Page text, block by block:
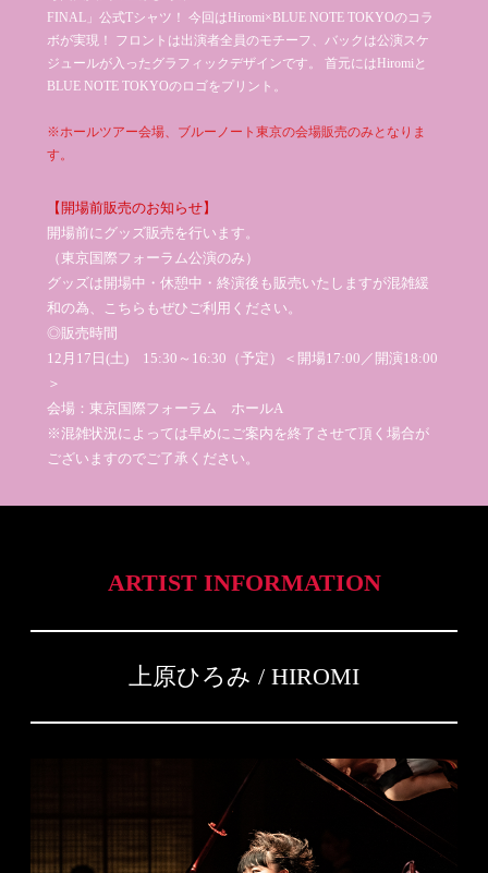
FINAL」公式Tシャツ！ 今回はHiromi×BLUE NOTE TOKYOのコラ
ボが実現！ フロントは出演者全員のモチーフ、バックは公演スケ
ジュールが入ったグラフィックデザインです。 首元にはHiromiと
BLUE NOTE TOKYOのロゴをプリント。
※ホールツアー会場、ブルーノート東京の会場販売のみとなりま
す。
【開場前販売のお知らせ】
開場前にグッズ販売を行います。
（東京国際フォーラム公演のみ）
グッズは開場中・休憩中・終演後も販売いたしますが混雑緩
和の為、こちらもぜひご利用ください。
◎販売時間
12月17日(土) 15:30～16:30（予定）＜開場17:00／開演18:00
＞
会場：東京国際フォーラム ホールA
※混雑状況によっては早めにご案内を終了させて頂く場合が
ございますのでご了承ください。
ARTIST INFORMATION
上原ひろみ / HIROMI